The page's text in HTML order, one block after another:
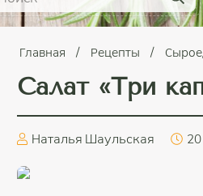
Главная Рецепты
Салат «Три
Наталья Шаульская